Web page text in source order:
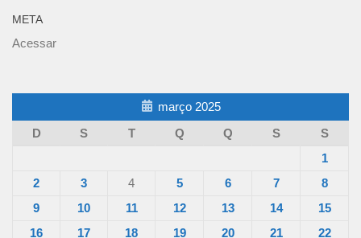
META
Acessar
março 2025
D
S T Q Q S
S
1
2
3 4 5 6 7
8
9
10 11 12 13 14
15
16
17 18 19 20 21
22